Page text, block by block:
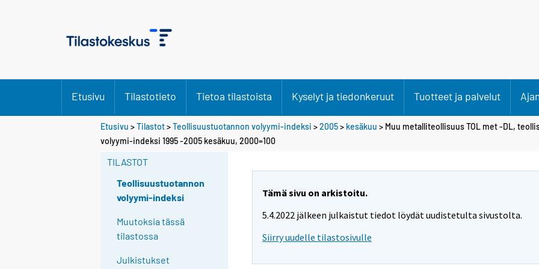
Etusivu Tilastotieto Tietoa tilastoista Kyselyt ja tiedonkeruut Tuotteet ja palvelut
Etusivu >Tilastot>Teollisuustuotannon volyymi-indeksi >2005> kesäkuu > Muu metalliteollisuus TOL met -DL,
volyymi-indeksi 1995 -2005 kesäkuu, 2000=100
TILASTOT
Teollisuustuotannon
volyymi-indeksi
Muutoksia tässä
tilastossa
Julkistukset
Tämä sivu on arkistoitu.
5.4.2022 jälkeen julkaistut tiedot löydät uudistetulta sivustolta.
Siirry uudelle tilastosivulle